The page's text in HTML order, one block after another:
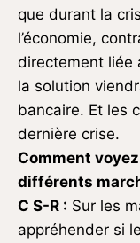
que durant la
l’économie,
directement liée
la solution
bancaire. Et les
dernière crise.
Comment
différents
C S-R : Sur les
appréhender si